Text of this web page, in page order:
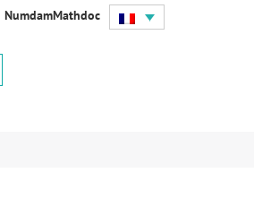
NumdamMathdoc